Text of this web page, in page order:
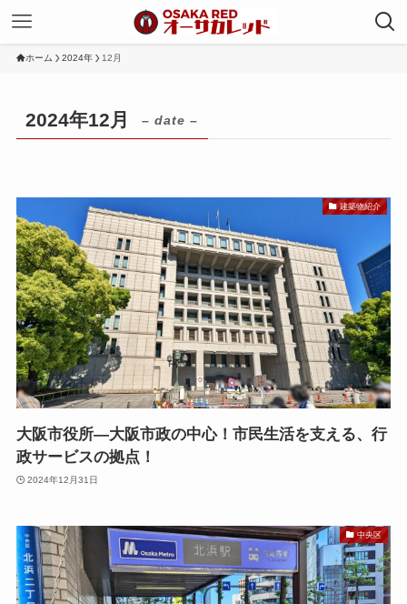
ホーム 2024年 12月
2024年12月 – date –
建築物紹介
大阪市役所—大阪市政の中心！市民生活を支える、行
政サービスの拠点！
2024年12月31日
中央区